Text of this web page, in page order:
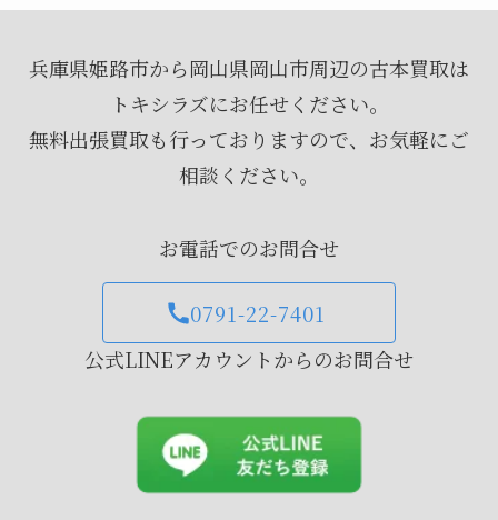
兵庫県姫路市から岡山県岡山市周辺の古本買取は
トキシラズにお任せください。
無料出張買取も行っておりますので、お気軽にご
相談ください。
お電話でのお問合せ
0791-22-7401
公式LINEアカウントからのお問合せ